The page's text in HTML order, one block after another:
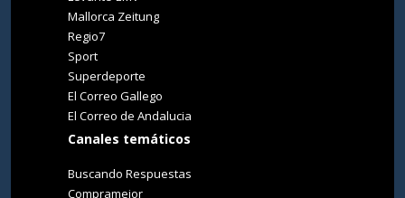
Mallorca Zeitung
Regio7
Sport
Superdeporte
El Correo Gallego
El Correo de Andalucia
Canales temáticos
Buscando Respuestas
Compramejor